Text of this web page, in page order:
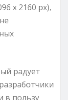
x 2160 px),
радует
в пользу